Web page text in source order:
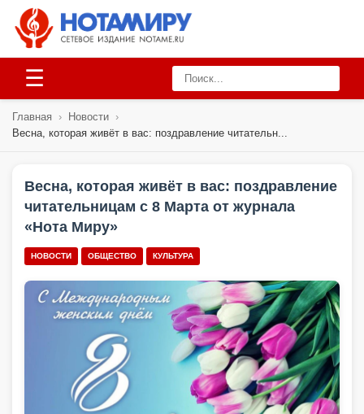
☰
Главная › Новости ›
Весна, которая живёт в вас: поздравление читательн...
Весна, которая живёт в вас: поздравление
читательницам с 8 Марта от журнала
«Нота Миру»
НОВОСТИ ОБЩЕСТВО КУЛЬТУРА